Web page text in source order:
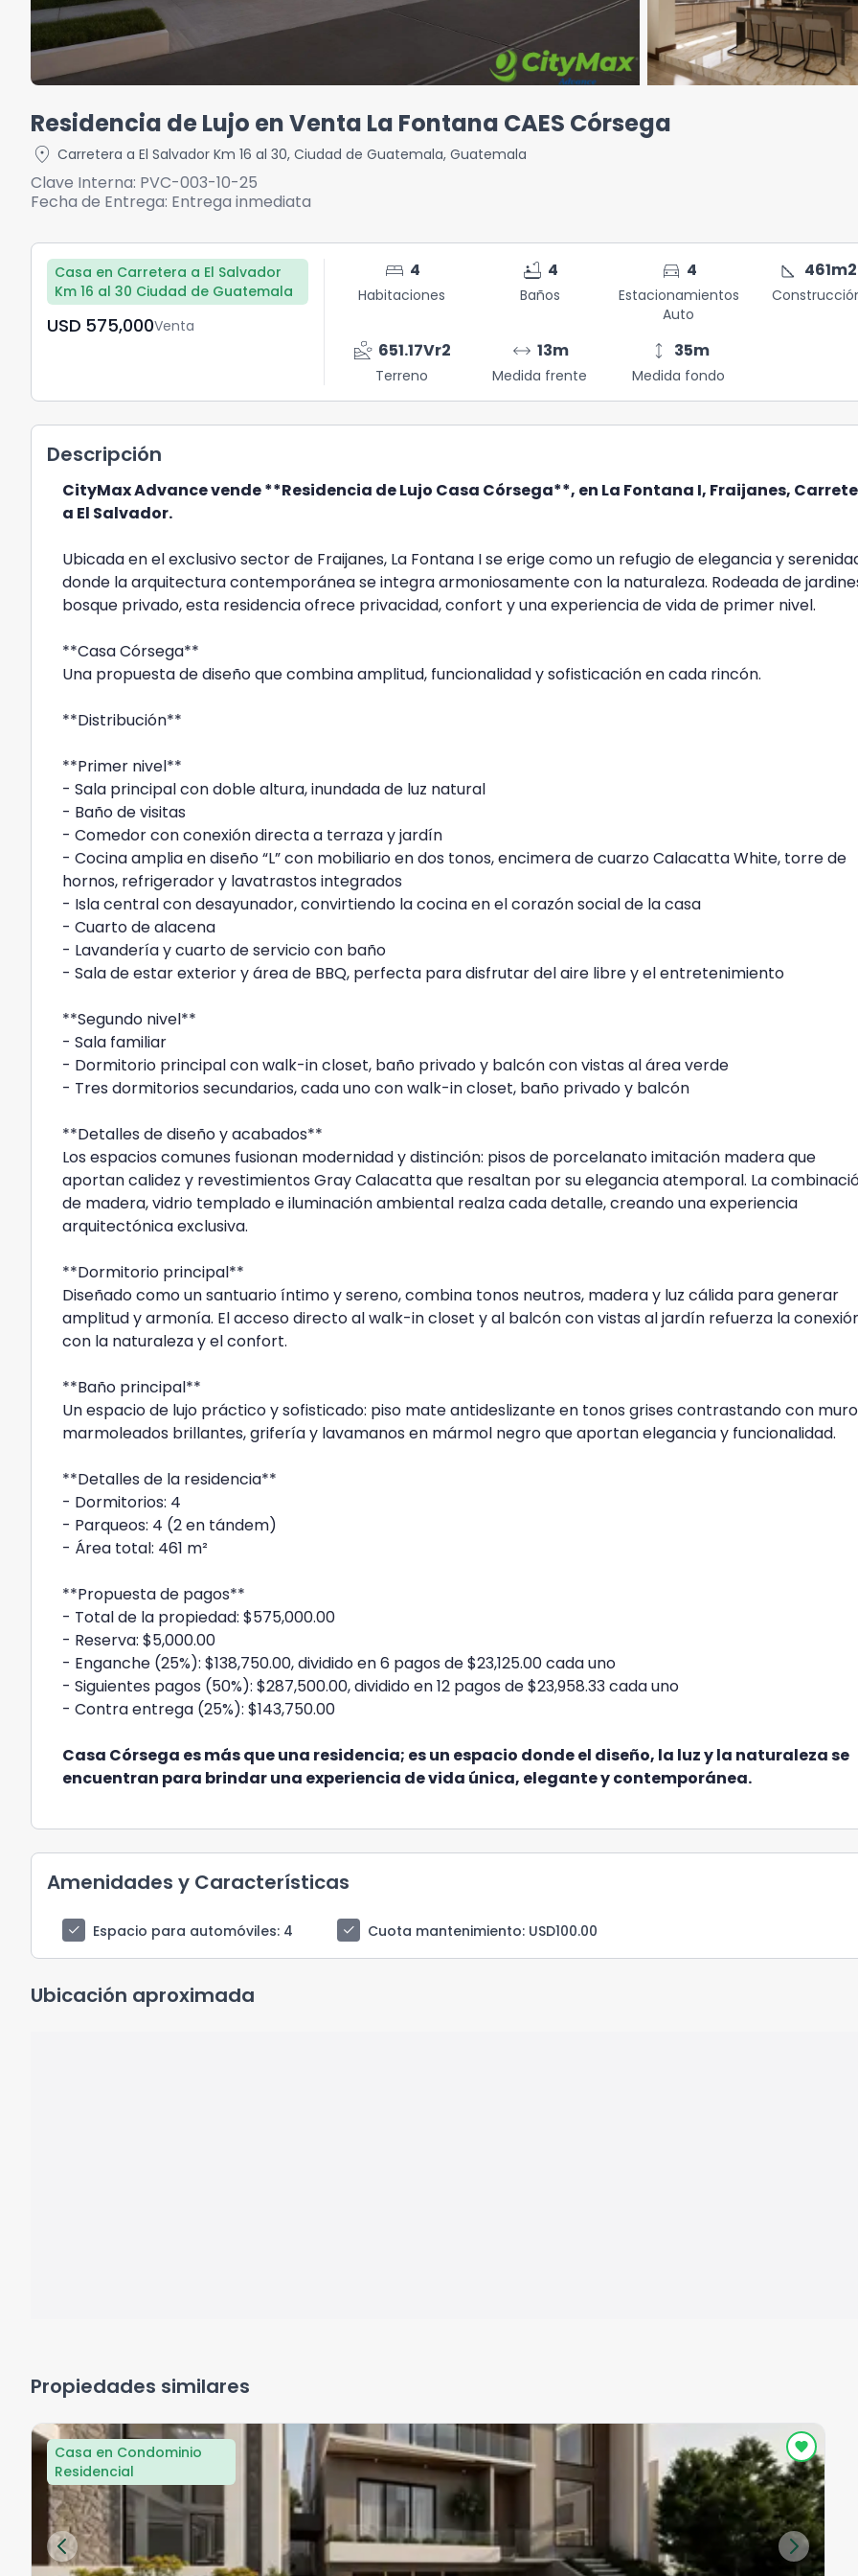
Residencia de Lujo en Venta La Fontana CAES Córsega
location_on Carretera a El Salvador Km 16 al 30, Ciudad de Guatemala, Guatemala
Clave Interna: PVC-003-10-25
Fecha de Entrega: Entrega inmediata
Casa en Carretera a El Salvador
Km 16 al 30 Ciudad de Guatemala
USD	575,000Venta
bed 4
Habitaciones
bathtub 4
Baños
directions_car 4
Estacionamientos
Auto
square_foot 461m2
landslide 651.17Vr2
Terreno
arrow_range 13m
Medida frente
height 35m
Medida fondo
Descripción
CityMax Advance vende **Residencia de Lujo Casa Córsega**, en La Fontana I, Fraijanes,
a El Salvador.
Ubicada en el exclusivo sector de Fraijanes, La Fontana I se erige como un refugio de elegancia y
donde la arquitectura contemporánea se integra armoniosamente con la naturaleza. Rodeada de
bosque privado, esta residencia ofrece privacidad, confort y una experiencia de vida de primer nivel.
**Casa Córsega**
Una propuesta de diseño que combina amplitud, funcionalidad y sofisticación en cada rincón.
**Distribución**
**Primer nivel**
- Sala principal con doble altura, inundada de luz natural
- Baño de visitas
- Comedor con conexión directa a terraza y jardín
- Cocina amplia en diseño “L” con mobiliario en dos tonos, encimera de cuarzo Calacatta White, torre de
hornos, refrigerador y lavatrastos integrados
- Isla central con desayunador, convirtiendo la cocina en el corazón social de la casa
- Cuarto de alacena
- Lavandería y cuarto de servicio con baño
- Sala de estar exterior y área de BBQ, perfecta para disfrutar del aire libre y el entretenimiento
**Segundo nivel**
- Sala familiar
- Dormitorio principal con walk-in closet, baño privado y balcón con vistas al área verde
- Tres dormitorios secundarios, cada uno con walk-in closet, baño privado y balcón
**Detalles de diseño y acabados**
Los espacios comunes fusionan modernidad y distinción: pisos de porcelanato imitación madera que
aportan calidez y revestimientos Gray Calacatta que resaltan por su elegancia atemporal. La
de madera, vidrio templado e iluminación ambiental realza cada detalle, creando una experiencia
arquitectónica exclusiva.
**Dormitorio principal**
Diseñado como un santuario íntimo y sereno, combina tonos neutros, madera y luz cálida para generar
amplitud y armonía. El acceso directo al walk-in closet y al balcón con vistas al jardín refuerza la
con la naturaleza y el confort.
**Baño principal**
Un espacio de lujo práctico y sofisticado: piso mate antideslizante en tonos grises contrastando con
marmoleados brillantes, grifería y lavamanos en mármol negro que aportan elegancia y funcionalidad.
**Detalles de la residencia**
- Dormitorios: 4
- Parqueos: 4 (2 en tándem)
- Área total: 461 m²
**Propuesta de pagos**
- Total de la propiedad: $575,000.00
- Reserva: $5,000.00
- Enganche (25%): $138,750.00, dividido en 6 pagos de $23,125.00 cada uno
- Siguientes pagos (50%): $287,500.00, dividido en 12 pagos de $23,958.33 cada uno
- Contra entrega (25%): $143,750.00
Casa Córsega es más que una residencia; es un espacio donde el diseño, la luz y la naturaleza se
encuentran para brindar una experiencia de vida única, elegante y contemporánea.
Amenidades y Características
check Espacio para automóviles: 4 check Cuota mantenimiento: USD100.00
Ubicación aproximada
Propiedades similares
Casa en Condominio
Residencial